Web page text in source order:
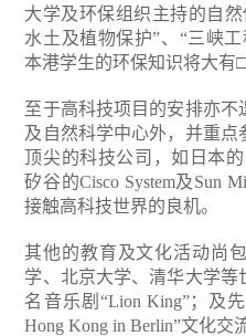
大学及环保组织主持的自
水土及植物保护”、“三峡
本港学生的环保知识将大有□
至于高科技项目的安排亦
及自然科学中心外，并重
顶尖的科技公司，如日本
矽谷的Cisco System及Sun
接触高科技世界的良机。
其他的教育及文化活动尚
学、北京大学、清华大学
名音乐剧“Lion King”；及
Hong Kong in Berlin”文化交